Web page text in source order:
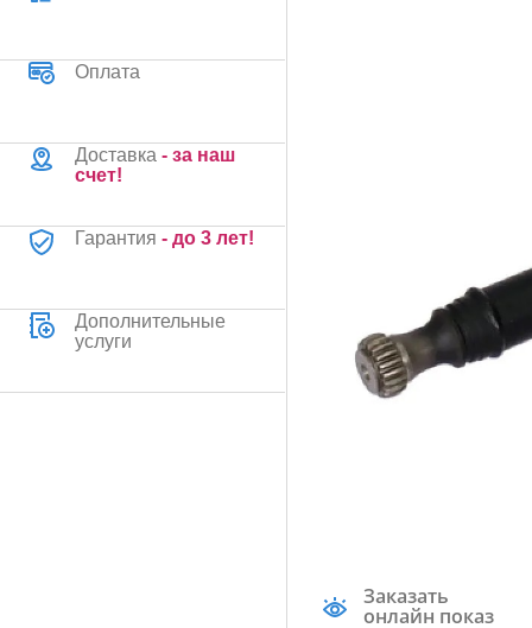
Оплата
Доставка - за наш
счет!
Гарантия - до 3 лет!
Дополнительные
услуги
Заказать
онлайн показ